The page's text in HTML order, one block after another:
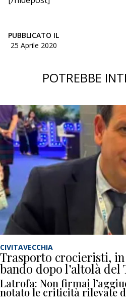
PUBBLICATO IL
25 Aprile 2020
POTREBBE
CIVITAVECCHIA
Trasporto crocieristi,
bando dopo l’altolà del
Latrofa: Non firmai
notato le criticità rilevate